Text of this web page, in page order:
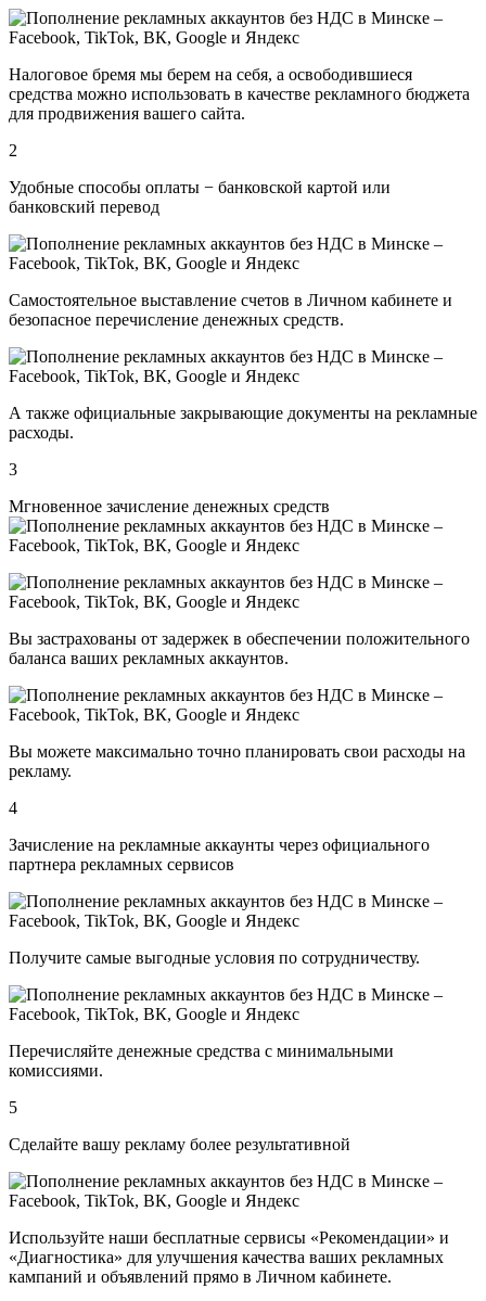
Налоговое бремя мы берем на себя, а освободившиеся
средства можно использовать в качестве рекламного бюджета
для продвижения вашего сайта.
2
Удобные способы оплаты − банковской картой или
банковский перевод
Самостоятельное выставление счетов в Личном кабинете и
безопасное перечисление денежных средств.
А также официальные закрывающие документы на рекламные
расходы.
3
Мгновенное зачисление денежных средств
Вы застрахованы от задержек в обеспечении положительного
баланса ваших рекламных аккаунтов.
Вы можете максимально точно планировать свои расходы на
рекламу.
4
Зачисление на рекламные аккаунты через официального
партнера рекламных сервисов
Получите самые выгодные условия по сотрудничеству.
Перечисляйте денежные средства с минимальными
комиссиями.
5
Сделайте вашу рекламу более результативной
Используйте наши бесплатные сервисы «Рекомендации» и
«Диагностика» для улучшения качества ваших рекламных
кампаний и объявлений прямо в Личном кабинете.